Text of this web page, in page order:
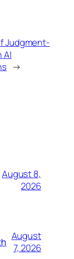
Judgment-
AI
→
August 8,
2026
August
7, 2026